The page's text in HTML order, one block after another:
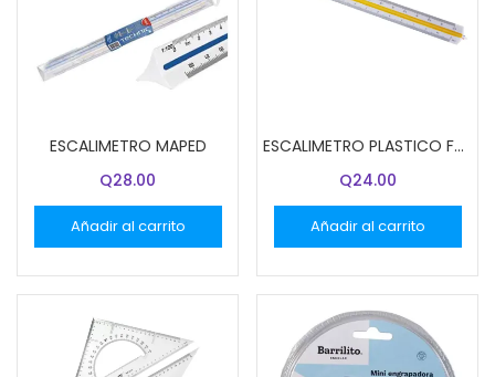
ESCALIMETRO MAPED
Q28.00
Añadir al carrito
ESCALIMETRO PLASTICO FAST
Q24.00
Añadir al carrito